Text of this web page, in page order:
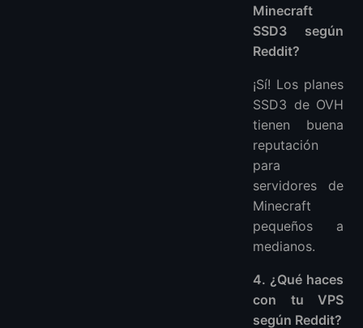
Minecraft
SSD3 según
Reddit?
¡Sí! Los planes
SSD3 de OVH
tienen buena
reputación
para
servidores de
Minecraft
pequeños a
medianos.
4. ¿Qué haces
con tu VPS
según Reddit?